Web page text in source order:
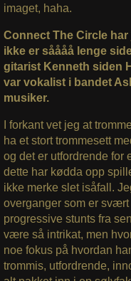
imaget, haha.
Connect The Circle
ikke er såååå lenge
gitarist Kenneth siden
var vokalist i bandet
musiker.
I forkant vet jeg at
ha et stort trommesett
og det er utfordrende for
dette har kødda opp
ikke merke slet isåfall.
overganger som er
progressive stunts fra
være så intrikat, men
noe fokus på hvordan
trommis, utfordrende,